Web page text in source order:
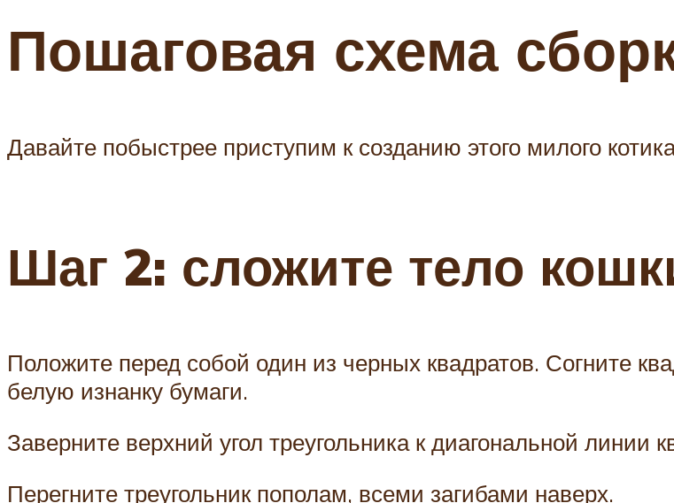
Пошаговая схема
Давайте побыстрее приступим к созданию этого милого
Шаг 2: сложите тело
Положите перед собой один из черных квадратов. Согните
белую изнанку бумаги.
Заверните верхний угол треугольника к диагональной линии
Перегните треугольник пополам, всеми загибами наверх.